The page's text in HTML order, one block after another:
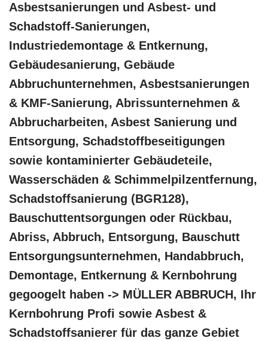
Asbestsanierungen und Asbest- und
Schadstoff-Sanierungen,
Industriedemontage & Entkernung,
Gebäudesanierung, Gebäude
Abbruchunternehmen, Asbestsanierungen
& KMF-Sanierung, Abrissunternehmen &
Abbrucharbeiten, Asbest Sanierung und
Entsorgung, Schadstoffbeseitigungen
sowie kontaminierter Gebäudeteile,
Wasserschäden & Schimmelpilzentfernung,
Schadstoffsanierung (BGR128),
Bauschuttentsorgungen oder Rückbau,
Abriss, Abbruch, Entsorgung, Bauschutt
Entsorgungsunternehmen, Handabbruch,
Demontage, Entkernung & Kernbohrung
gegoogelt haben -> MÜLLER ABBRUCH, Ihr
Kernbohrung Profi sowie Asbest &
Schadstoffsanierer für das ganze Gebiet